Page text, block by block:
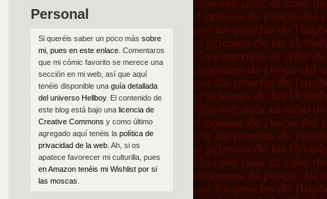
Personal
Si queréis saber un poco más sobre
mi, pues en este enlace. Comentaros
que mi cómic favorito se merece una
sección en mi web, así que aquí
tenéis disponible una guía detallada
del universo Hellboy. El contenido de
este blog está bajo una licencia de
Creative Commons y como último
agregado aquí tenéis la política de
privacidad de la web. Ah, si os
apatece favorecer mi culturilla, pues
en Amazon tenéis mi Wishlist por si
las moscas